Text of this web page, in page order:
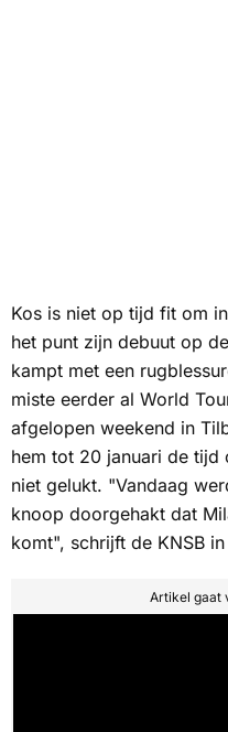
Kos is niet op tijd fit om
het punt zijn debuut op
kampt met een
miste eerder al World
afgelopen weekend in
hem tot 20 januari de tijd
niet gelukt. "Vandaag
knoop doorgehakt dat
komt", schrijft de KNSB
Artikel gaat